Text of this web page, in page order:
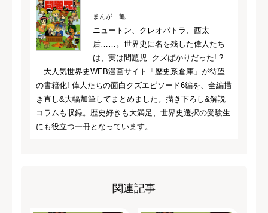
まんが 亀
ニュートン、クレオパトラ、西太
后……。世界史に名を残した偉人たち
は、実は問題児=クズばかりだった! ?
大人気世界史WEB漫画サイト「歴史系倉庫」が待望
の書籍化! 偉人たちの面白クズエピソード6編を、全編描
き直し&大幅加筆してまとめました。描き下ろし&解説
コラムも収録。歴史好きも大満足、世界史選択の受験生
にも役立つ一冊となっています。
関連記事